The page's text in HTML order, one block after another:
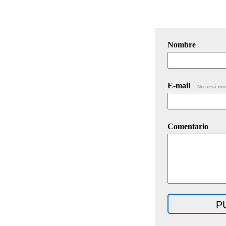
Nombre
E-mail No será
Comentario